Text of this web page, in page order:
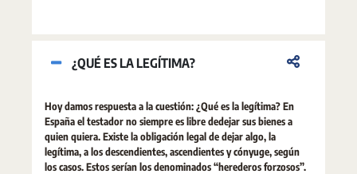
¿QUÉ ES LA LEGÍTIMA?
Hoy damos respuesta a la cuestión: ¿Qué es la legítima? En
España el testador no siempre es libre dedejar sus bienes a
quien quiera. Existe la obligación legal de dejar algo, la
legítima, a los descendientes, ascendientes y cónyuge, según
los casos. Estos serían los denominados “herederos forzosos”.